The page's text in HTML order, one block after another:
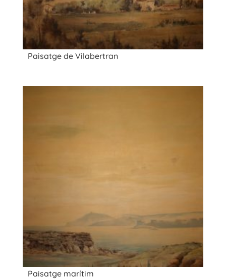
Paisatge de Vilabertran
Paisatge marítim